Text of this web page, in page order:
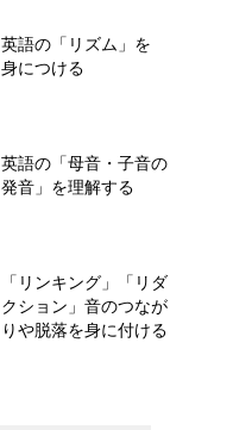
英語の「リズム」を
身につける
英語の「母音・子音の
発音」を理解する
「リンキング」「リダ
クション」音のつなが
りや脱落を身に付ける